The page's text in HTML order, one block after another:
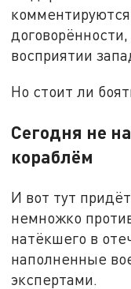
восприятии
Но стоит ли
Сегодня не
кораблём
И вот тут
немножко
натёкшего в
наполненные
экспертами.